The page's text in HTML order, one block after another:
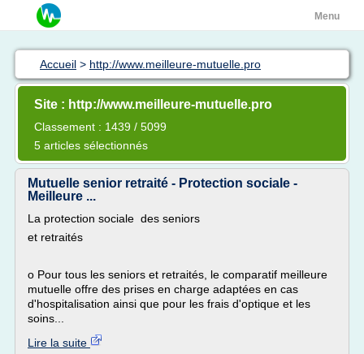
Menu
Accueil > http://www.meilleure-mutuelle.pro
Site : http://www.meilleure-mutuelle.pro
Classement : 1439 / 5099
5 articles sélectionnés
Mutuelle senior retraité - Protection sociale -
Meilleure ...
La protection sociale des seniors
et retraités
o Pour tous les seniors et retraités, le comparatif meilleure
mutuelle offre des prises en charge adaptées en cas
d'hospitalisation ainsi que pour les frais d'optique et les
soins...
Lire la suite